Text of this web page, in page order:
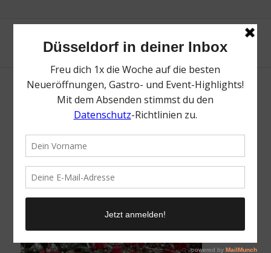
IMG_8217
11. November 2021 /